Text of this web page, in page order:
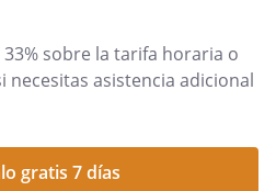
sobre la tarifa horaria o
necesitas asistencia adicional
gratis 7 días